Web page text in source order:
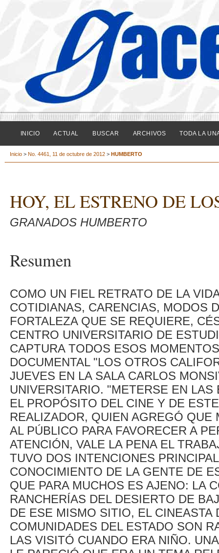
INICIO ACTUAL BUSCAR ARCHIVOS TODA LA
Inicio > No. 4461, 11 de octubre de 2012 > HUMBERTO
HOY, EL ESTRENO DE
GRANADOS HUMBERTO
Resumen
COMO UN FIEL RETRATO DE LA
COTIDIANAS, CARENCIAS, MODOS
FORTALEZA QUE SE REQUIERE,
CENTRO UNIVERSITARIO DE
CAPTURA TODOS ESOS
DOCUMENTAL "LOS OTROS
JUEVES EN LA SALA CARLOS
UNIVERSITARIO. "METERSE EN
EL PROPÓSITO DEL CINE Y DE
REALIZADOR, QUIEN AGREGÓ
AL PÚBLICO PARA FAVORECER A
ATENCIÓN, VALE LA PENA EL
TUVO DOS INTENCIONES
CONOCIMIENTO DE LA GENTE DE
QUE PARA MUCHOS ES AJENO: LA
RANCHERÍAS DEL DESIERTO DE
DE ESE MISMO SITIO, EL CINEASTA
COMUNIDADES DEL ESTADO SON
LAS VISITÓ CUANDO ERA NIÑO.